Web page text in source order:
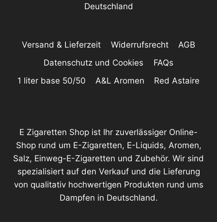
Deutschland
Versand & Lieferzeit Widerrufsrecht
AGB
Datenschutz und Cookies
FAQs
1 liter base 50/50
A&L Aromen Red Astaire
E Zigaretten Shop ist Ihr zuverlässiger Online-
Shop rund um E-Zigaretten, E-Liquids, Aromen,
Salz, Einweg-E-Zigaretten und Zubehör. Wir sind
spezialisiert auf den Verkauf und die Lieferung
von qualitativ hochwertigen Produkten rund ums
Dampfen in Deutschland.